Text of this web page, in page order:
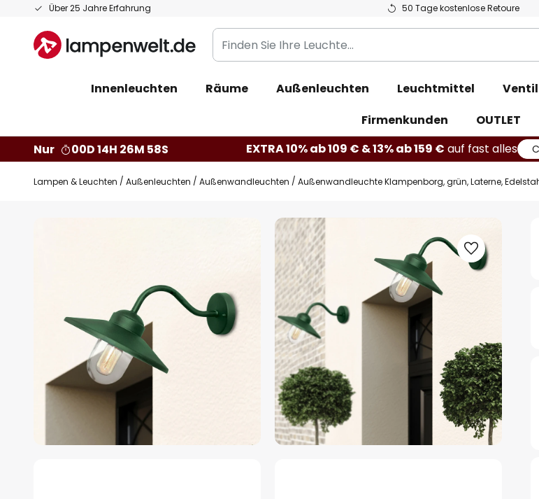
Über 25 Jahre Erfahrung 50 Tage kostenlose Retoure
Zum
springen
Finden
Sie
Leuchte...
Innenleuchten Räume Außenleuchten Leuchtmittel
Firmenkunden
OUTLET
Nur
00D 14H 26M 57S EXTRA 10% ab 109 € & 13% ab 159 € auf fast alles
Lampen & Leuchten Außenleuchten Außenwandleuchten Außenwandleuchte Klampenborg, grün, Laterne,